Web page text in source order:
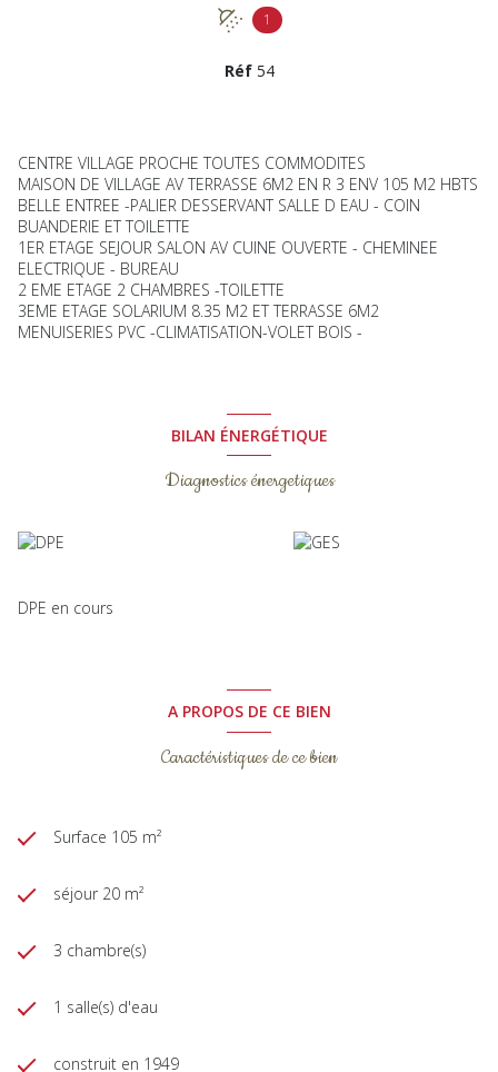
1
Réf 54
CENTRE VILLAGE PROCHE TOUTES COMMODITES
MAISON DE VILLAGE AV TERRASSE 6M2 EN R 3 ENV 105 M2 HBTS
BELLE ENTREE -PALIER DESSERVANT SALLE D EAU - COIN
BUANDERIE ET TOILETTE
1ER ETAGE SEJOUR SALON AV CUINE OUVERTE - CHEMINEE
ELECTRIQUE - BUREAU
2 EME ETAGE 2 CHAMBRES -TOILETTE
3EME ETAGE SOLARIUM 8.35 M2 ET TERRASSE 6M2
MENUISERIES PVC -CLIMATISATION-VOLET BOIS -
BILAN ÉNERGÉTIQUE
Diagnostics énergetiques
DPE en cours
A PROPOS DE CE BIEN
Caractéristiques de ce bien
Surface 105 m²
séjour 20 m²
3 chambre(s)
1 salle(s) d'eau
construit en 1949